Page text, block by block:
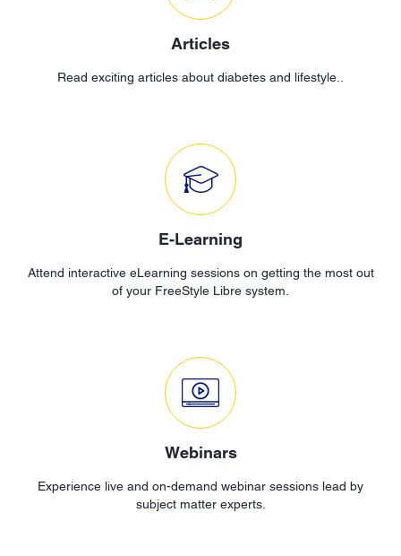
Articles
Read exciting articles about diabetes and lifestyle..
E-Learning
Attend interactive eLearning sessions on getting the most out
of your FreeStyle Libre system.
Webinars
Experience live and on-demand webinar sessions lead by
subject matter experts.